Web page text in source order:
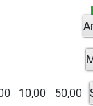
10,00 50,00